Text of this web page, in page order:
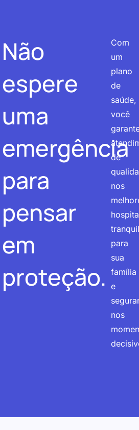
Não
espere
uma
emergência
para
pensar
em
proteção.
Com
um
plano
de
saúde,
você
de
nos
para
sua
família
e
nos